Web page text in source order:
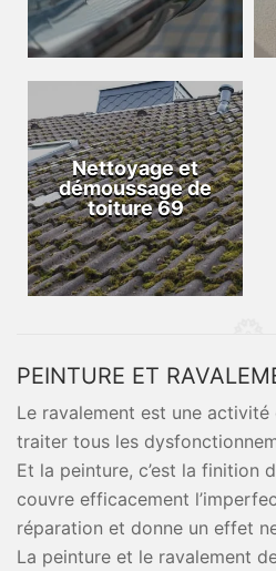
Nettoyage et
démoussage de
toiture 69
PEINTURE ET
Le ravalement est une
traiter tous les
Et la peinture, c’est la finition
couvre efficacement
réparation et donne un effet
La peinture et le ravalement